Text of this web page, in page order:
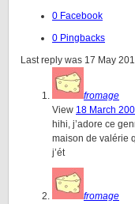
0 Facebook
0 Pingbacks
Last reply was 17 May
fromage
View 18 March
hihi, j’adore ce
maison de valérie
j’ét
fromage